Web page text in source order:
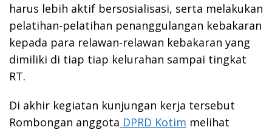
harus lebih aktif bersosialisasi, serta melakukan
pelatihan-pelatihan penanggulangan kebakaran
kepada para relawan-relawan kebakaran yang
dimiliki di tiap tiap kelurahan sampai tingkat
RT.
Di akhir kegiatan kunjungan kerja tersebut
Rombongan anggota DPRD Kotim melihat